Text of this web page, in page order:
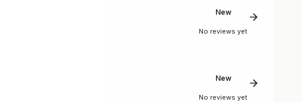
New
No reviews yet
New
No reviews yet